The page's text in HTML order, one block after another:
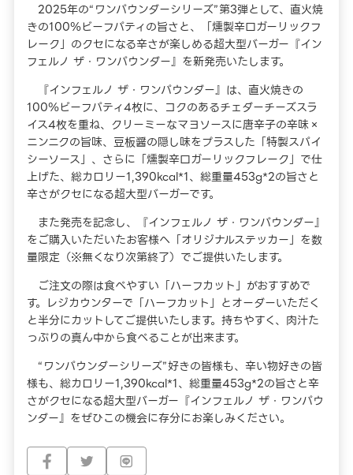
2025年の“ワンパウンダーシリーズ”第3弾として、直火焼
きの100％ビーフパティの旨さと、「燻製辛口ガーリックフ
レーク」のクセになる辛さが楽しめる超大型バーガー『イン
フェルノ ザ・ワンパウンダー』を新発売いたします。
『インフェルノ ザ・ワンパウンダー』は、直火焼きの
100％ビーフパティ4枚に、コクのあるチェダーチーズスラ
イス4枚を重ね、クリーミーなマヨソースに唐辛子の辛味×
ニンニクの旨味、豆板醤の隠し味をプラスした「特製スパイ
シーソース」、さらに「燻製辛口ガーリックフレーク」で仕
上げた、総カロリー1,390kcal*1、総重量453g*2の旨さと
辛さがクセになる超大型バーガーです。
また発売を記念し、『インフェルノ ザ・ワンパウンダー』
をご購入いただいたお客様へ「オリジナルステッカー」を数
量限定（※無くなり次第終了）でご提供いたします。
ご注文の際は食べやすい「ハーフカット」がおすすめで
す。レジカウンターで「ハーフカット」とオーダーいただく
と半分にカットしてご提供いたします。持ちやすく、肉汁た
っぷりの真ん中から食べることが出来ます。
“ワンパウンダーシリーズ”好きの皆様も、辛い物好きの皆
様も、総カロリー1,390kcal*1、総重量453g*2の旨さと辛
さがクセになる超大型バーガー『インフェルノ ザ・ワンパウ
ンダー』をぜひこの機会に存分にお楽しみください。